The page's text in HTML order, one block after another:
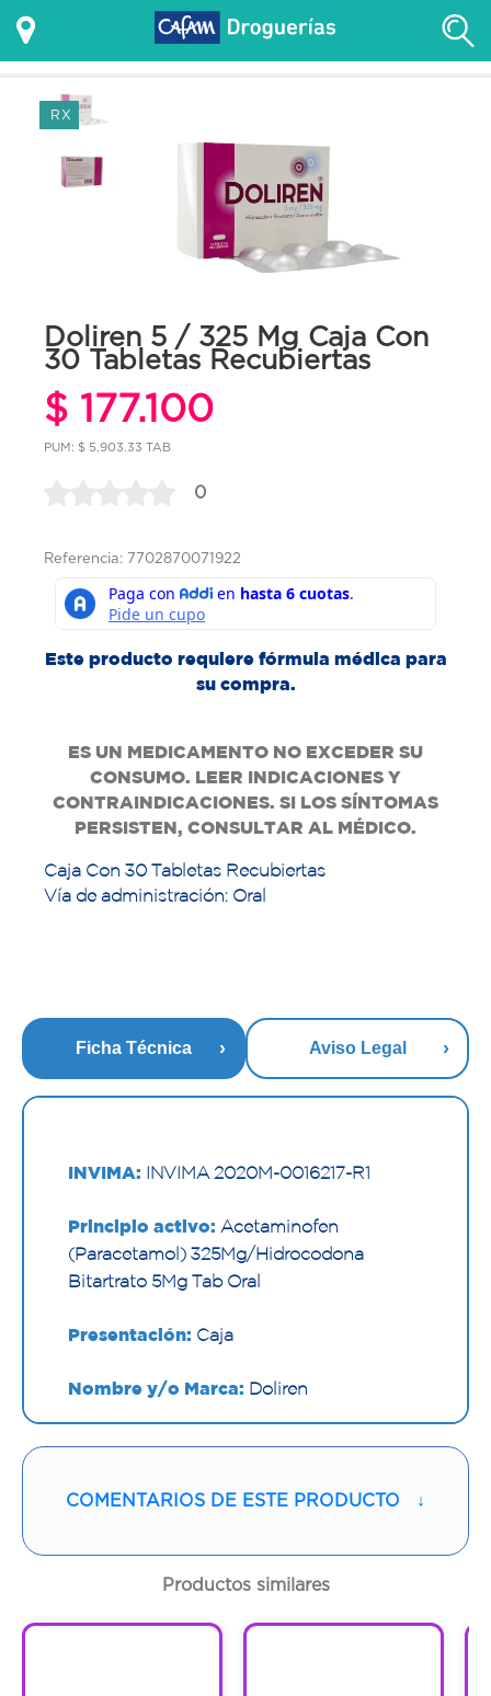
RX
Doliren 5 / 325 Mg Caja Con
30 Tabletas Recubiertas
$ 177.100
PUM: $ 5,903.33 TAB
0
Referencia: 7702870071922
Este producto requiere fórmula médica para
su compra.
ES UN MEDICAMENTO NO EXCEDER SU
CONSUMO. LEER INDICACIONES Y
CONTRAINDICACIONES. SI LOS SÍNTOMAS
PERSISTEN, CONSULTAR AL MÉDICO.
Caja Con 30 Tabletas Recubiertas
Vía de administración: Oral
Ficha Técnica Aviso Legal
INVIMA: INVIMA 2020M-0016217-R1
Principio activo: Acetaminofen
(Paracetamol) 325Mg/Hidrocodona
Bitartrato 5Mg Tab Oral
Presentación: Caja
Nombre y/o Marca: Doliren
Proveedor:LAFRANCOL S.A.S
Vía de administración:ORAL
COMENTARIOS DE ESTE PRODUCTO ↓
Productos similares